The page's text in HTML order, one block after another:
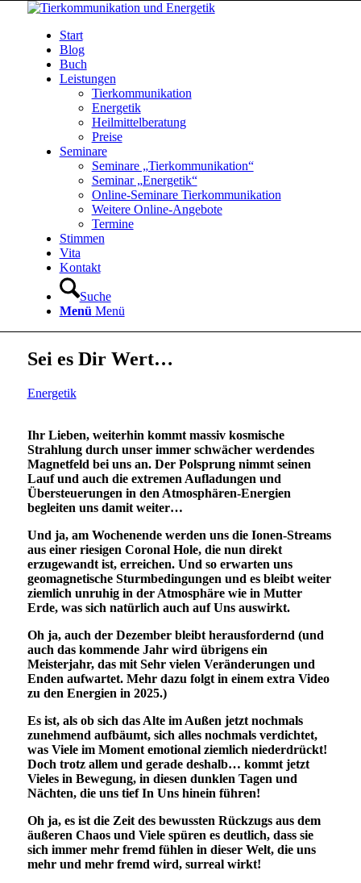
Start
Blog
Buch
Leistungen
Tierkommunikation
Energetik
Heilmittelberatung
Preise
Seminare
Seminare „Tierkommunikation“
Seminar „Energetik“
Online-Seminare Tierkommunikation
Weitere Online-Angebote
Termine
Stimmen
Vita
Kontakt
Suche
Menü Menü
Sei es Dir Wert…
Energetik
Ihr Lieben, weiterhin kommt massiv kosmische
Strahlung durch unser immer schwächer werdendes
Magnetfeld bei uns an. Der Polsprung nimmt seinen
Lauf und auch die extremen Aufladungen und
Übersteuerungen in den Atmosphären-Energien
begleiten uns damit weiter…
Und ja, am Wochenende werden uns die Ionen-Streams
aus einer riesigen Coronal Hole, die nun direkt
erzugewandt ist, erreichen. Und so erwarten uns
geomagnetische Sturmbedingungen und es bleibt weiter
ziemlich unruhig in der Atmosphäre wie in Mutter
Erde, was sich natürlich auch auf Uns auswirkt.
Oh ja, auch der Dezember bleibt herausfordernd (und
auch das kommende Jahr wird übrigens ein
Meisterjahr, das mit Sehr vielen Veränderungen und
Enden aufwartet. Mehr dazu folgt in einem extra Video
zu den Energien in 2025.)
Es ist, als ob sich das Alte im Außen jetzt nochmals
zunehmend aufbäumt, sich alles nochmals verdichtet,
was Viele im Moment emotional ziemlich niederdrückt!
Doch trotz allem und gerade deshalb… kommt jetzt
Vieles in Bewegung, in diesen dunklen Tagen und
Nächten, die uns tief In Uns hinein führen!
Oh ja, es ist die Zeit des bewussten Rückzugs aus dem
äußeren Chaos und Viele spüren es deutlich, dass sie
sich immer mehr fremd fühlen in dieser Welt, die uns
mehr und mehr fremd wird, surreal wirkt!